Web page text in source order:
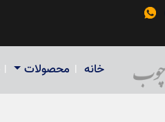
خانه | محصولات |